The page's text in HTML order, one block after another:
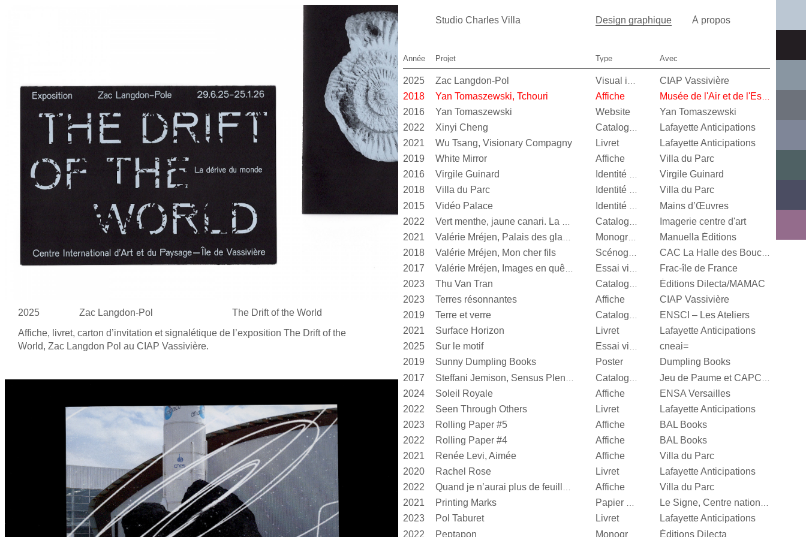
2025 Zac Langdon-Pol The Drift of the World
Affiche, livret, carton d’invitation et signalétique de l’exposition The Drift of the
World, Zac Langdon Pol au CIAP Vassivière.
Studio Charles Villa Design graphique À propos
Année Projet Type Avec
2025 Zac Langdon-Pol
CIAP Vassivière
2018
Yan Tomaszewski, Tchouri Affiche
2016 Yan Tomaszewski Website
Yan Tomaszewski
2022
Xinyi Cheng Catalogue d’exposition
Lafayette Anticipations
2021
Wu Tsang, Visionary Compagny Livret
Lafayette Anticipations
2019
White Mirror Affiche
Villa du Parc
2016
Virgile Guinard Identité visuelle
Virgile Guinard
2018
Villa du Parc Identité visuelle
Villa du Parc
2015
Vidéo Palace
Mains d’Œuvres
2022
Imagerie centre d'art
2021
Manuella Éditions
2018
Valérie Mréjen, Mon cher fils
2017 Valérie Mréjen, Images en quête d'histoires
Frac-île de France
2023
Thu Van Tran Catalogue d’exposition
Éditions Dilecta/MAMAC
2023
Terres résonnantes Affiche
CIAP Vassivière
2019
Terre et verre Catalogue d’exposition
ENSCI – Les Ateliers
2021
Surface Horizon Livret
Lafayette Anticipations
2025
Sur le motif Essai visuel
cneai=
2019
Sunny Dumpling Books Poster
Dumpling Books
2017
2024 Soleil Royale Affiche
ENSA Versailles
2022
Seen Through Others Livret
Lafayette Anticipations
2023
Rolling Paper #5 Affiche
BAL Books
2022
Rolling Paper #4 Affiche
BAL Books
2021
Renée Levi, Aimée Affiche
Villa du Parc
2020
Rachel Rose Livret
Lafayette Anticipations
2022
Quand je n’aurai plus de feuille, […] Affiche
Villa du Parc
2021
Printing Marks Papier d’emballage Le Signe, Centre national du graphisme
2023 Pol Taburet Livret
Lafayette Anticipations
2022
Peptapon Éditions Dilecta